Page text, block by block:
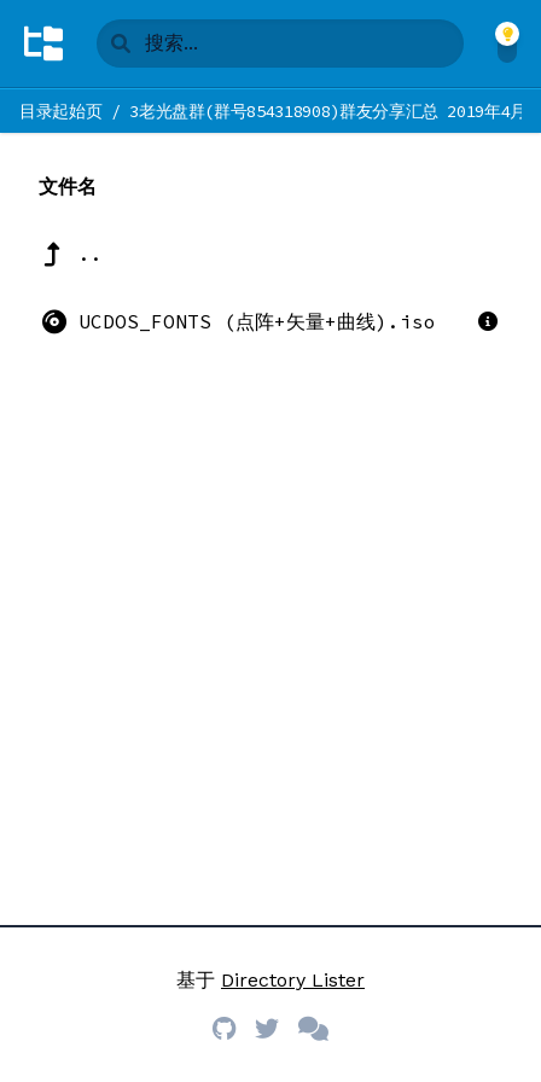
目录起始页/ 3老光盘群(群号854318908)群友分享汇总 2019年4月
文件名
..
UCDOS_FONTS (点阵+矢量+曲线).iso
基于 Directory Lister